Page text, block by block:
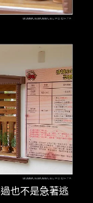
也不是急著逃